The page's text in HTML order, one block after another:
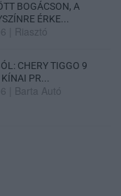
BOGÁCSON, A
ÉRKE...
Riasztó
CHERY TIGGO 9
PR...
Barta Autó